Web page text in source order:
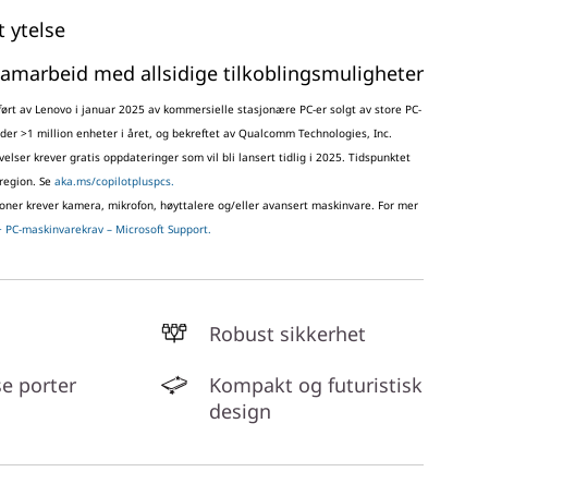
ytelse
med allsidige tilkoblingsmuligheter
av Lenovo i januar 2025 av kommersielle stasjonære PC-er solgt av store PC-
>1 million enheter i året, og bekreftet av Qualcomm Technologies, Inc.
krever gratis oppdateringer som vil bli lansert tidlig i 2025. Tidspunktet
Se aka.ms/copilotpluspcs.
krever kamera, mikrofon, høyttalere og/eller avansert maskinvare. For mer
PC-maskinvarekrav – Microsoft Support.
Robust sikkerhet
porter
Kompakt og futuristisk
design